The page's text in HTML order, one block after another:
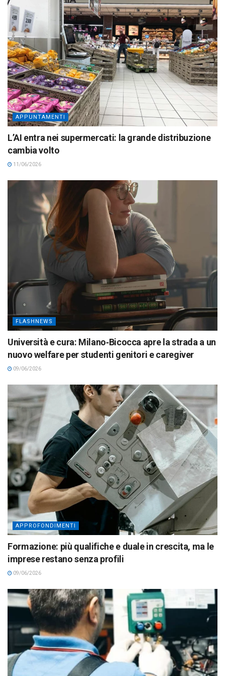
APPUNTAMENTI
L’AI entra nei supermercati: la grande distribuzione
cambia volto
11/06/2026
FLASHNEWS
Università e cura: Milano‑Bicocca apre la strada a un
nuovo welfare per studenti genitori e caregiver
09/06/2026
APPROFONDIMENTI
Formazione: più qualifiche e duale in crescita, ma le
imprese restano senza profili
09/06/2026